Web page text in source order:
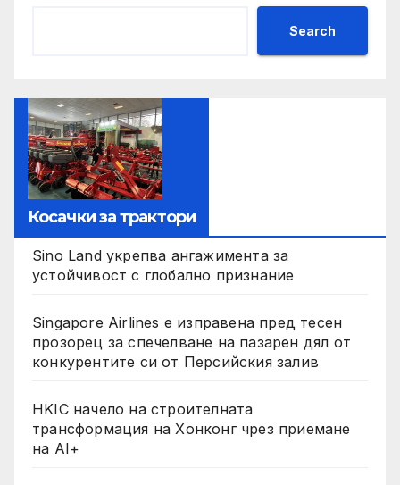
Search
Косачки за трактори
Sino Land укрепва ангажимента за
устойчивост с глобално признание
Singapore Airlines е изправена пред тесен
прозорец за спечелване на пазарен дял от
конкурентите си от Персийския залив
HKIC начело на строителната
трансформация на Хонконг чрез приемане
на AI+